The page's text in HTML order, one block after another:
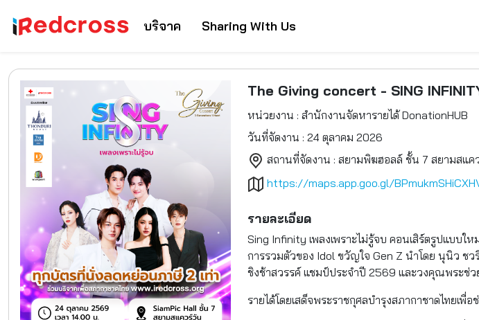
บริจาค Sharing With Us
The Giving concert - SING
หน่วยงาน : สำนักงานจัดหารายได้ DonationHUB
วันที่จัดงาน : 24 ตุลาคม 2026
สถานที่จัดงาน : สยามพิฆฮอลล์ ชั้น 7 สยามสแค
https://maps.app.goo.gl/
รายละเอียด
Sing Infinity เพลงเพราะไม่รู้จบ คอนเสิร์ตรูปแบบ
การรวมตัวของ Idol ขวัญใจ Gen Z นำโดย นุนิว ช
ชิงช้าสวรรค์ แชมป์ประจำปี 2569 และวงคุณพระช่
รายได้โดยเสด็จพระราชกุศลบำรุงสภากาชาดไทยเ